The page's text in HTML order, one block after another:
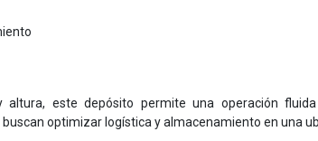
altura, este depósito permite una operación
optimizar logística y almacenamiento en una